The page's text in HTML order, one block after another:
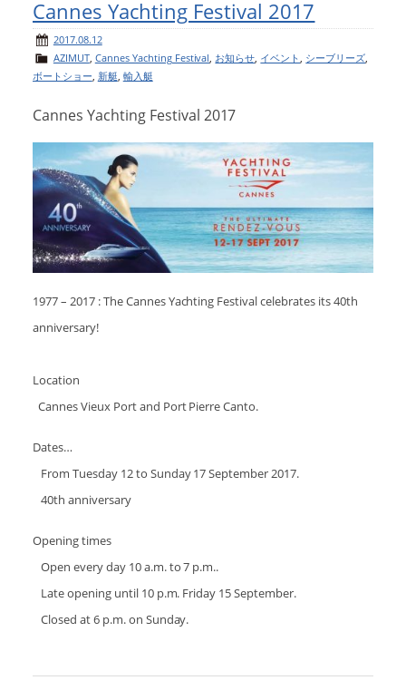
Cannes Yachting Festival 2017
2017.08.12
AZIMUT, Cannes Yachting Festival, お知らせ, イベント, シーブリーズ,
ボートショー, 新艇, 輸入艇
Cannes Yachting Festival 2017
1977 – 2017 : The Cannes Yachting Festival celebrates its 40th
anniversary!
Location
Cannes Vieux Port and Port Pierre Canto.
Dates…
From Tuesday 12 to Sunday 17 September 2017.
40th anniversary
Opening times
Open every day 10 a.m. to 7 p.m..
Late opening until 10 p.m. Friday 15 September.
Closed at 6 p.m. on Sunday.